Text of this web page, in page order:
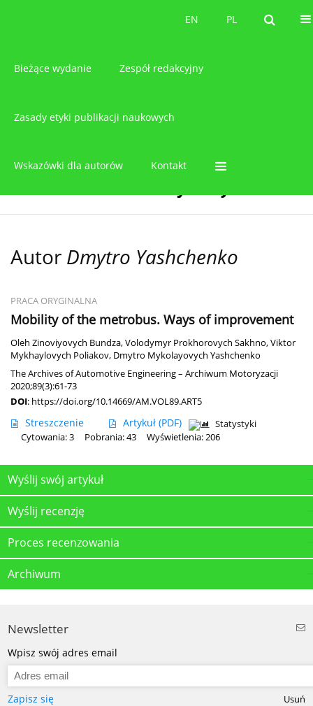
PL
EN PL
EN
Bieżące wydanie Zespół redakcyjny
Zasady etyki publikacji naukowych
Wskazówki dla autorów Kontakt
Autor Dmytro Yashchenko
PRACA ORYGINALNA
Mobility of the metrobus. Ways of improvement
Oleh Zinoviyovych Bundza,Volodymyr Prokhorovych Sakhno,Viktor
Mykhaylovych Poliakov, Dmytro Mykolayovych Yashchenko
The Archives of Automotive Engineering – Archiwum Motoryzacji
2020;89(3):61-73
DOI: https://doi.org/10.14669/AM.VOL89.ART5
Streszczenie Artykuł (PDF)
Statystyki
Cytowania: 3
Pobrania: 43 Wyświetlenia: 206
Wyślij swój artykuł
Wyślij recenzję
Proces recenzowania
Archiwum
Newsletter
Wpisz swój adres email
Zapisz się Usuń